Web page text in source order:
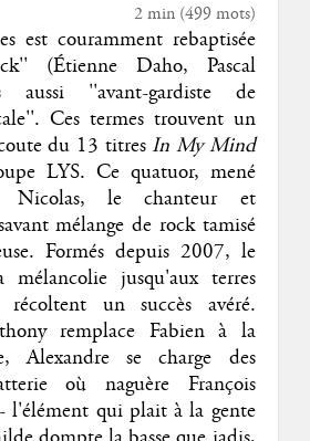
2 min(499mots)
est couramment rebaptisée
(Étienne Daho, Pascal
''avant-gardiste de
Ces termes trouvent un
du 13 titres In My Mind
LYS. Ce quatuor, mené
Nicolas, le chanteur et
mélange de rock tamisé
Formés depuis 2007, le
mélancolie jusqu'aux terres
un succès avéré.
remplace Fabien à la
Alexandre se charge des
où naguère François
l'élément qui plait à la gente